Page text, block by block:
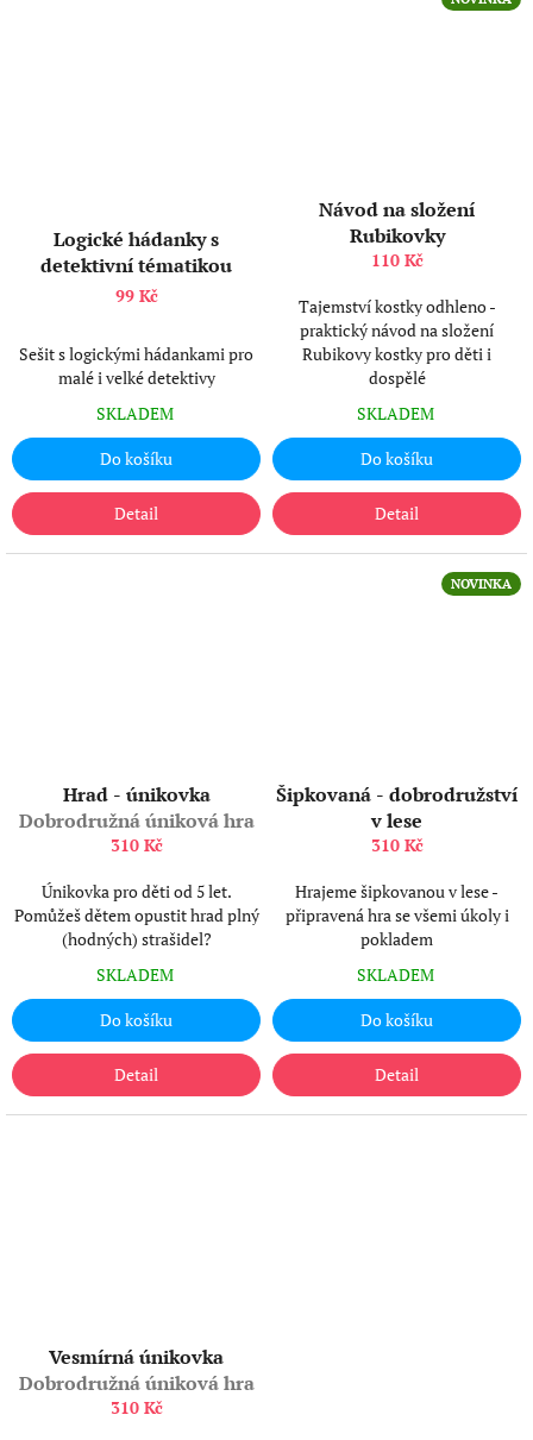
Logické hádanky s
detektivní tématikou
99 Kč
Sešit s logickými hádankami pro
malé i velké detektivy
SKLADEM
Do košíku
Detail
Návod na složení
Rubikovky
110 Kč
Tajemství kostky odhleno -
praktický návod na složení
Rubikovy kostky pro děti i
dospělé
SKLADEM
Do košíku
Detail
Hrad - únikovka
Dobrodružná úniková hra
310 Kč
Únikovka pro děti od 5 let.
Pomůžeš dětem opustit hrad plný
(hodných) strašidel?
SKLADEM
Do košíku
Detail
NOVINKA
Šipkovaná - dobrodružství
v lese
310 Kč
Hrajeme šipkovanou v lese -
připravená hra se všemi úkoly i
pokladem
SKLADEM
Do košíku
Detail
Vesmírná únikovka
Dobrodružná úniková hra
310 Kč